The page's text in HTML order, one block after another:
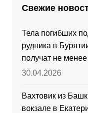
Свежие
Тела погибших
рудника в
получат не
30.04.2026
Вахтовик из
вокзале в